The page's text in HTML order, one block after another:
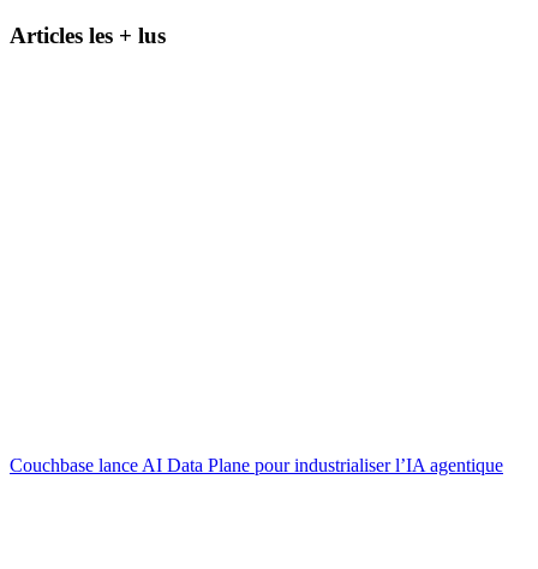
Articles les + lus
Couchbase lance AI Data Plane pour industrialiser l’IA agentique